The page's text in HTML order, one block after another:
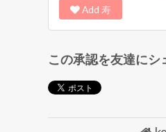
Add 寿
この承認を友達にシ